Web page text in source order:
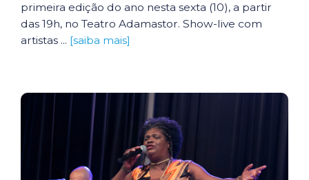
primeira edição do ano nesta sexta (10), a partir
das 19h, no Teatro Adamastor. Show-live com
artistas ... [saiba mais]